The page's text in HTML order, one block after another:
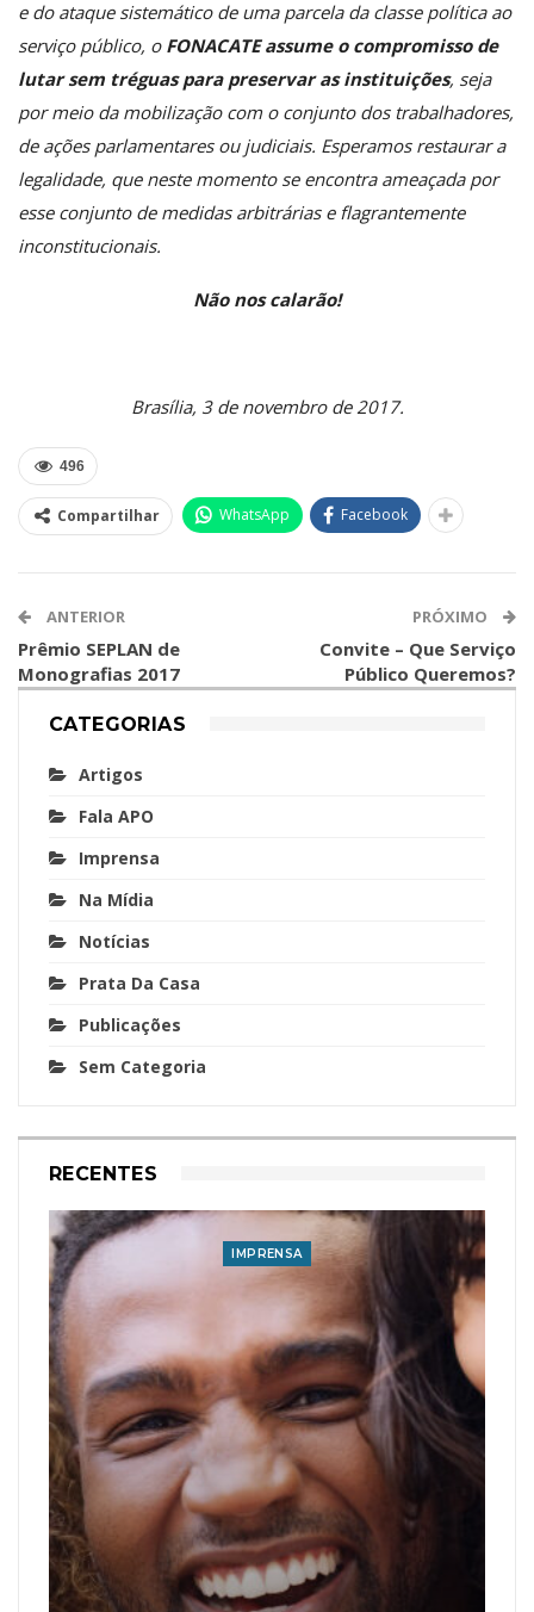
e do ataque sistemático de uma parcela da classe política ao
serviço público, o FONACATE assume o compromisso de
lutar sem tréguas para preservar as instituições, seja
por meio da mobilização com o conjunto dos trabalhadores,
de ações parlamentares ou judiciais. Esperamos restaurar a
legalidade, que neste momento se encontra ameaçada por
esse conjunto de medidas arbitrárias e flagrantemente
inconstitucionais.
Não nos calarão!
Brasília, 3 de novembro de 2017.
496
Compartilhar WhatsApp Facebook
ANTERIOR
Prêmio SEPLAN de
Monografias 2017
PRÓXIMO
Convite – Que Serviço
Público Queremos?
CATEGORIAS
Artigos
Fala APO
Imprensa
Na Mídia
Notícias
Prata Da Casa
Publicações
Sem Categoria
RECENTES
IMPRENSA